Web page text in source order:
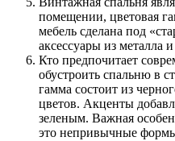
помещении, цветовая
мебель сделана под
аксессуары из металла
Кто предпочитает
обустроить спальню в
гамма состоит из
цветов. Акценты
зеленым. Важная
это непривычные